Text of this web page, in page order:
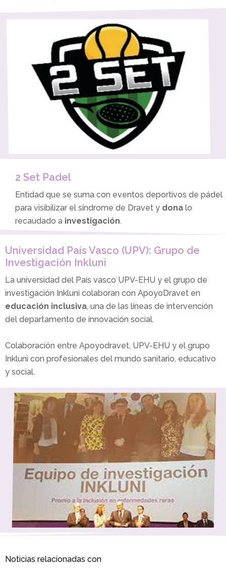
2 Set Padel
Entidad que se suma con eventos deportivos de pádel
para visibilizar el síndrome de Dravet y dona lo
recaudado a investigación.
Universidad País Vasco (UPV): Grupo de
Investigación Inkluni
La universidad del País vasco UPV-EHU y el grupo de
investigación Inkluni colaboran con ApoyoDravet en
educación inclusiva, una de las líneas de intervención
del departamento de innovación social.
Colaboración entre Apoyodravet, UPV-EHU y el grupo
Inkluni con profesionales del mundo sanitario, educativo
y social.
Noticias relacionadas con